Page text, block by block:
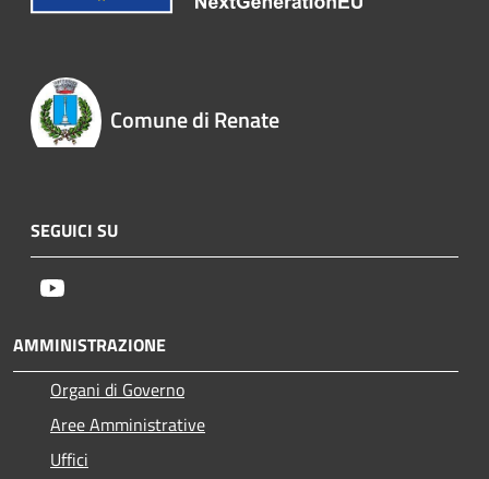
Comune di Renate
SEGUICI SU
AMMINISTRAZIONE
Organi di Governo
Aree Amministrative
Uffici